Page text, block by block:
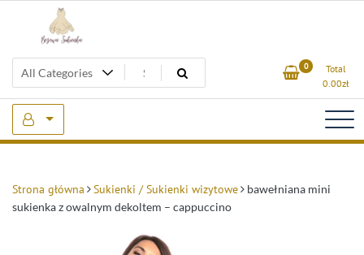
Beżowa Sukienka 0
Total
0.00zł
Strona główna Sukienki / Sukienki wizytowe
bawełniana mini
sukienka z owalnym dekoltem – cappuccino